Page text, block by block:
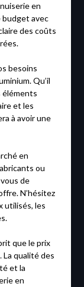
en
budget avec
des coûts
besoins
Qu’il
éléments
et les
à avoir une
en
ou
de
N’hésitez
utilisés, les
que le prix
qualité des
et la
en